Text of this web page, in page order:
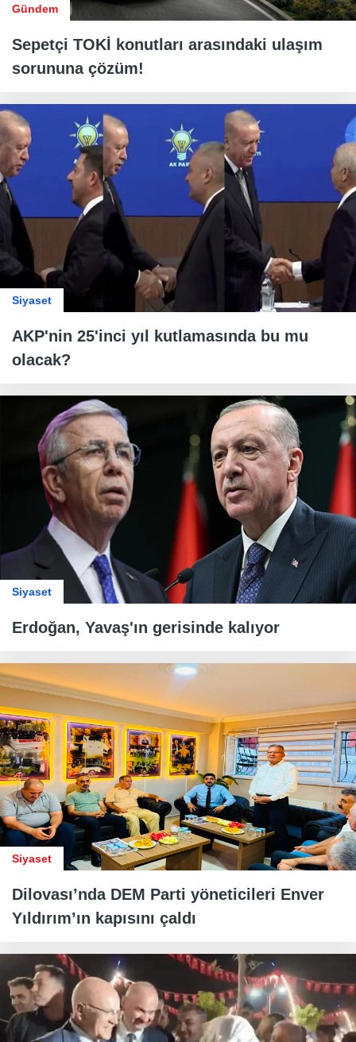
Gündem
Sepetçi TOKİ konutları arasındaki ulaşım
sorununa çözüm!
Siyaset
AKP'nin 25'inci yıl kutlamasında bu mu
olacak?
Siyaset
Erdoğan, Yavaş'ın gerisinde kalıyor
Siyaset
Dilovası’nda DEM Parti yöneticileri Enver
Yıldırım’ın kapısını çaldı